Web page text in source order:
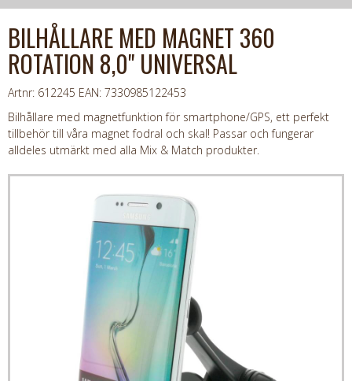
BILHÅLLARE MED MAGNET 360
ROTATION 8,0" UNIVERSAL
Artnr: 612245 EAN: 7330985122453
Bilhållare med magnetfunktion för smartphone/GPS, ett perfekt
tillbehör till våra magnet fodral och skal! Passar och fungerar
alldeles utmärkt med alla Mix & Match produkter.